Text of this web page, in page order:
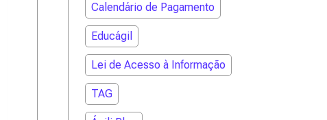
Calendário de Pagamento
Educágil
Lei de Acesso à Informação
TAG